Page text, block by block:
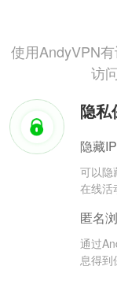
使用AndyVPN
访
隐私
隐藏
可以隐
在线活
匿名
通过
息得到